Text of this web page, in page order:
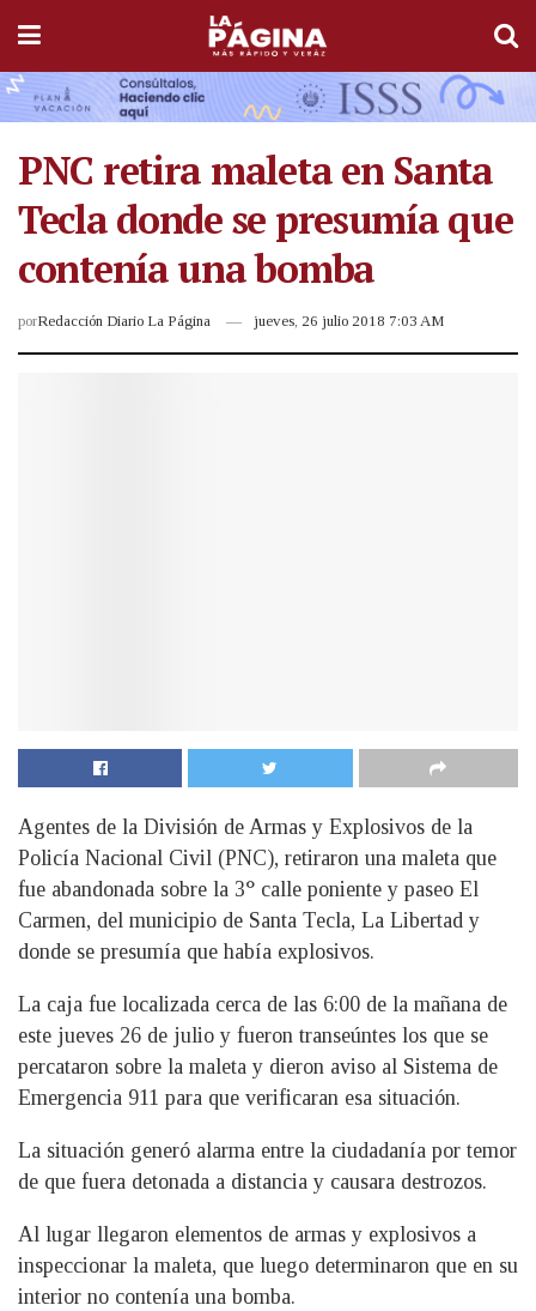
PNC retira maleta en Santa
Tecla donde se presumía que
contenía una bomba
porRedacción Diario La Página jueves, 26 julio 2018 7:03 AM
Agentes de la División de Armas y Explosivos de la
Policía Nacional Civil (PNC), retiraron una maleta que
fue abandonada sobre la 3° calle poniente y paseo El
Carmen, del municipio de Santa Tecla, La Libertad y
donde se presumía que había explosivos.
La caja fue localizada cerca de las 6:00 de la mañana de
este jueves 26 de julio y fueron transeúntes los que se
percataron sobre la maleta y dieron aviso al Sistema de
Emergencia 911 para que verificaran esa situación.
La situación generó alarma entre la ciudadanía por temor
de que fuera detonada a distancia y causara destrozos.
Al lugar llegaron elementos de armas y explosivos a
inspeccionar la maleta, que luego determinaron que en su
interior no contenía una bomba.